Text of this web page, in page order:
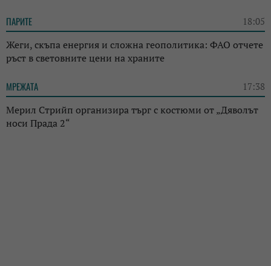
ПАРИТЕ 18:05
Жеги, скъпа енергия и сложна геополитика: ФАО отчете
ръст в световните цени на храните
МРЕЖАТА 17:38
Мерил Стрийп организира търг с костюми от „Дяволът
носи Прада 2“